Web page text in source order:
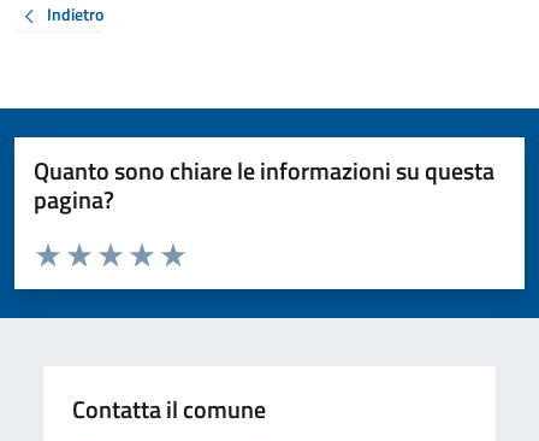
Indietro
Quanto sono chiare le informazioni su questa
pagina?
Valuta da 1 a 5 stelle la pagina
Valuta 5 stelle su 5
Valuta 4 stelle su 5
Valuta 3 stelle su 5
Valuta 2 stelle su 5
Valuta 1 stelle su 5
Contatta il comune